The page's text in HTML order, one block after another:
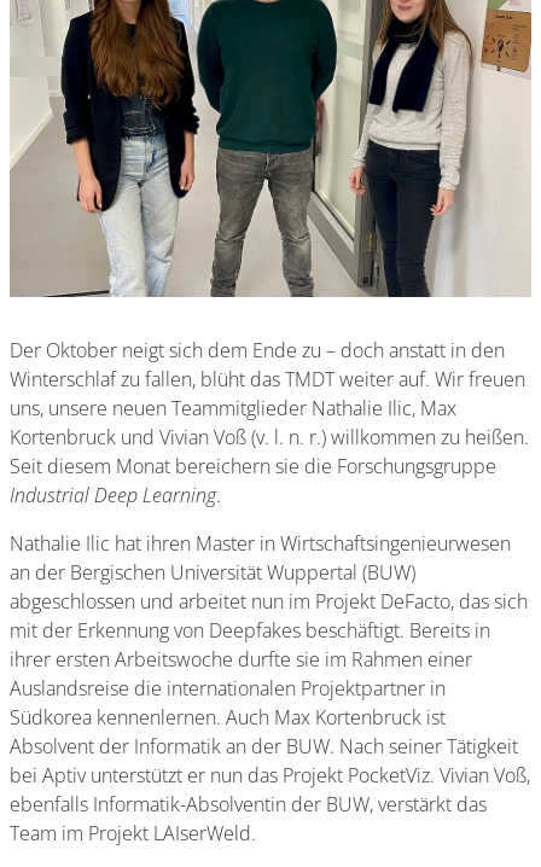
Der Oktober neigt sich dem Ende zu – doch anstatt in den
Winterschlaf zu fallen, blüht das TMDT weiter auf. Wir freuen
uns, unsere neuen Teammitglieder Nathalie Ilic, Max
Kortenbruck und Vivian Voß (v. l. n. r.) willkommen zu heißen.
Seit diesem Monat bereichern sie die Forschungsgruppe
Industrial Deep Learning.
Nathalie Ilic hat ihren Master in Wirtschaftsingenieurwesen
an der Bergischen Universität Wuppertal (BUW)
abgeschlossen und arbeitet nun im Projekt DeFacto, das sich
mit der Erkennung von Deepfakes beschäftigt. Bereits in
ihrer ersten Arbeitswoche durfte sie im Rahmen einer
Auslandsreise die internationalen Projektpartner in
Südkorea kennenlernen. Auch Max Kortenbruck ist
Absolvent der Informatik an der BUW. Nach seiner Tätigkeit
bei Aptiv unterstützt er nun das Projekt PocketViz. Vivian Voß,
ebenfalls Informatik-Absolventin der BUW, verstärkt das
Team im Projekt LAIserWeld.